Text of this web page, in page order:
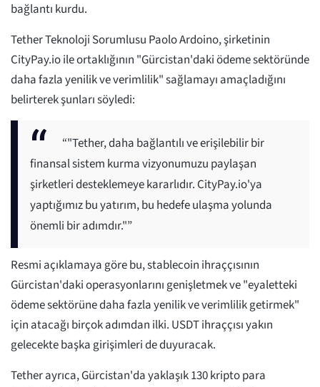
bağlantı kurdu.
Tether Teknoloji Sorumlusu Paolo Ardoino, şirketinin
CityPay.io ile ortaklığının "Gürcistan'daki ödeme sektöründe
daha fazla yenilik ve verimlilik" sağlamayı amaçladığını
belirterek şunları söyledi:
“"Tether, daha bağlantılı ve erişilebilir bir
finansal sistem kurma vizyonumuzu paylaşan
şirketleri desteklemeye kararlıdır. CityPay.io'ya
yaptığımız bu yatırım, bu hedefe ulaşma yolunda
önemli bir adımdır."”
Resmi açıklamaya göre bu, stablecoin ihraççısının
Gürcistan'daki operasyonlarını genişletmek ve "eyaletteki
ödeme sektörüne daha fazla yenilik ve verimlilik getirmek"
için atacağı birçok adımdan ilki. USDT ihraççısı yakın
gelecekte başka girişimleri de duyuracak.
Tether ayrıca, Gürcistan'da yaklaşık 130 kripto para